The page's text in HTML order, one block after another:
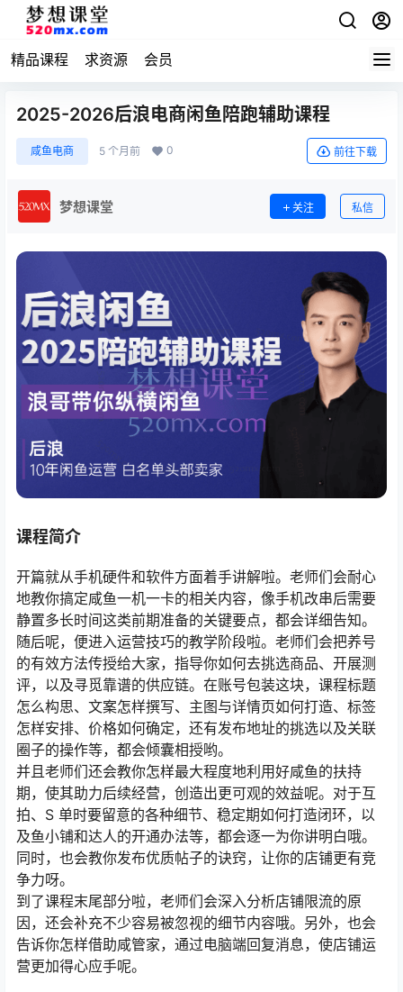
精品课程 求资源 会员
2025-2026后浪电商闲鱼陪跑辅助课程
咸鱼电商 5 个月前 0 前往下载
梦想课堂 关注 私信
课程简介
开篇就从手机硬件和软件方面着手讲解啦。老师们会耐心
地教你搞定咸鱼一机一卡的相关内容，像手机改串后需要
静置多长时间这类前期准备的关键要点，都会详细告知。
随后呢，便进入运营技巧的教学阶段啦。老师们会把养号
的有效方法传授给大家，指导你如何去挑选商品、开展测
评，以及寻觅靠谱的供应链。在账号包装这块，课程标题
怎么构思、文案怎样撰写、主图与详情页如何打造、标签
怎样安排、价格如何确定，还有发布地址的挑选以及关联
圈子的操作等，都会倾囊相授哟。
并且老师们还会教你怎样最大程度地利用好咸鱼的扶持
期，使其助力后续经营，创造出更可观的效益呢。对于互
拍、S 单时要留意的各种细节、稳定期如何打造闭环，以
及鱼小铺和达人的开通办法等，都会逐一为你讲明白哦。
同时，也会教你发布优质帖子的诀窍，让你的店铺更有竞
争力呀。
到了课程末尾部分啦，老师们会深入分析店铺限流的原
因，还会补充不少容易被忽视的细节内容哦。另外，也会
告诉你怎样借助咸管家，通过电脑端回复消息，使店铺运
营更加得心应手呢。